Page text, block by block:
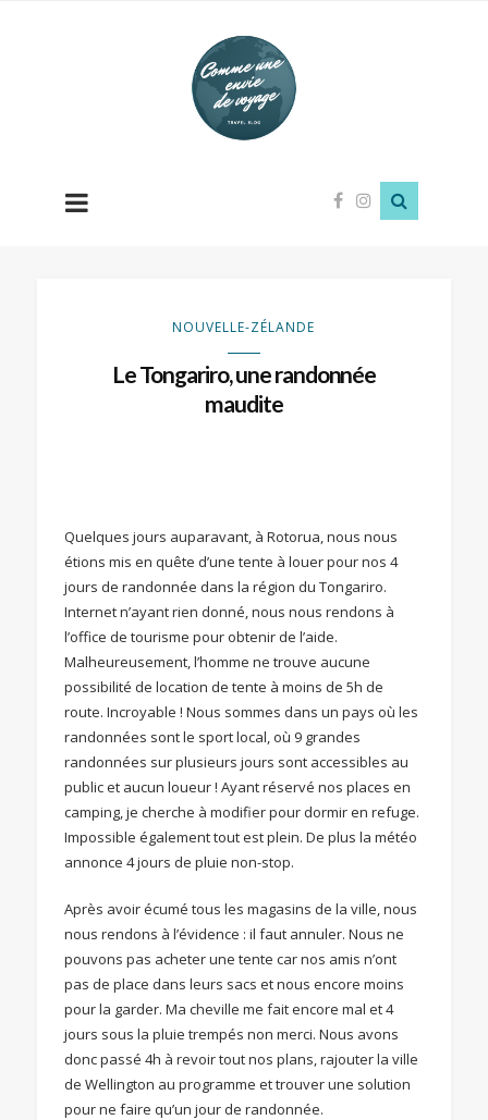
Comme
une
envie
de
NOUVELLE-ZÉLANDE
Le Tongariro, une randonnée
maudite
Quelques jours auparavant, à Rotorua, nous nous
étions mis en quête d’une tente à louer pour nos 4
jours de randonnée dans la région du Tongariro.
Internet n’ayant rien donné, nous nous rendons à
l’office de tourisme pour obtenir de l’aide.
Malheureusement, l’homme ne trouve aucune
possibilité de location de tente à moins de 5h de
route. Incroyable ! Nous sommes dans un pays où les
randonnées sont le sport local, où 9 grandes
randonnées sur plusieurs jours sont accessibles au
public et aucun loueur ! Ayant réservé nos places en
camping, je cherche à modifier pour dormir en refuge.
Impossible également tout est plein. De plus la météo
annonce 4 jours de pluie non-stop.
Après avoir écumé tous les magasins de la ville, nous
nous rendons à l’évidence : il faut annuler. Nous ne
pouvons pas acheter une tente car nos amis n’ont
pas de place dans leurs sacs et nous encore moins
pour la garder. Ma cheville me fait encore mal et 4
jours sous la pluie trempés non merci. Nous avons
donc passé 4h à revoir tout nos plans, rajouter la ville
de Wellington au programme et trouver une solution
pour ne faire qu’un jour de randonnée.